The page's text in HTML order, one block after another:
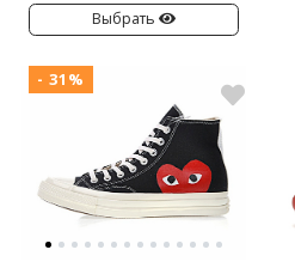
Выбрать
- 31%